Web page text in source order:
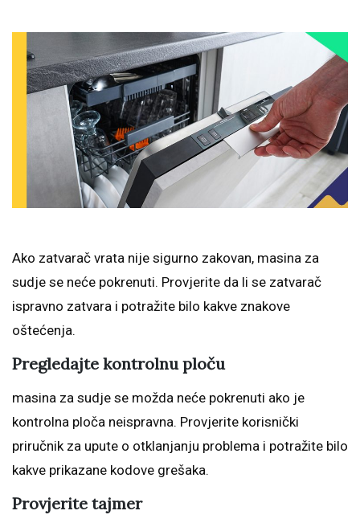
Ako zatvarač vrata nije sigurno zakovan, masina za
sudje se neće pokrenuti. Provjerite da li se zatvarač
ispravno zatvara i potražite bilo kakve znakove
oštećenja.
Pregledajte kontrolnu ploču
masina za sudje se možda neće pokrenuti ako je
kontrolna ploča neispravna. Provjerite korisnički
priručnik za upute o otklanjanju problema i potražite bilo
kakve prikazane kodove grešaka.
Provjerite tajmer